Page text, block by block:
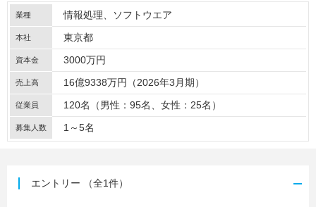
業種 情報処理 ソフトウエア
本社 東京都
資本金 3000万円
売上高 16億9338万円（2026年3月期）
従業員 120名（男性：95名、女性：25名）
募集人数 1～5名
エントリー （全1件）